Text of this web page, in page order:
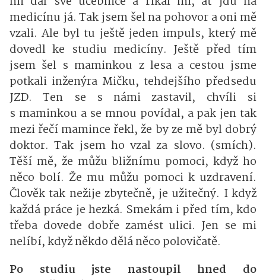
medicínu já. Tak jsem šel na pohovor a oni mě
vzali. Ale byl tu ještě jeden impuls, který mě
dovedl ke studiu medicíny. Ještě před tím
jsem šel s maminkou z lesa a cestou jsme
potkali inženýra Mičku, tehdejšího předsedu
JZD. Ten se s námi zastavil, chvíli si
s maminkou a se mnou povídal, a pak jen tak
mezi řečí mamince řekl, že by ze mě byl dobrý
doktor. Tak jsem ho vzal za slovo. (smích).
Těší mě, že můžu bližnímu pomoci, když ho
něco bolí. Že mu můžu pomoci k uzdravení.
Člověk tak nežije zbytečně, je užitečný. I když
každá práce je hezká. Smekám i před tím, kdo
třeba dovede dobře zamést ulici. Jen se mi
nelíbí, když někdo dělá něco polovičatě.
Po studiu jste nastoupil hned do